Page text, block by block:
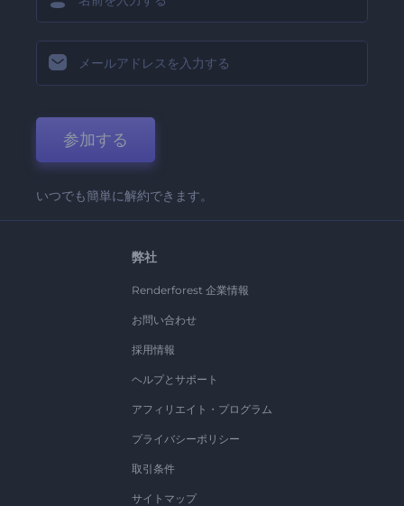
参加する
いつでも簡単に解約できます。
弊社
Renderforest 企業情報
お問い合わせ
採用情報
ヘルプとサポート
アフィリエイト・プログラム
プライバシーポリシー
取引条件
サイトマップ